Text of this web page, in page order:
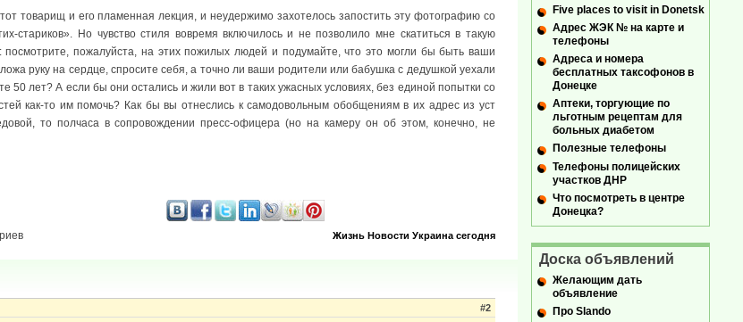
товарищ и его пламенная лекция, и неудержимо захотелось запостить эту фотографию со
стариков». Но чувство стиля вовремя включилось и не позволило мне скатиться в такую
посмотрите, пожалуйста, на этих пожилых людей и подумайте, что это могли бы быть ваши
руку на сердце, спросите себя, а точно ли ваши родители или бабушка с дедушкой уехали
50 лет? А если бы они остались и жили вот в таких ужасных условиях, без единой попытки со
как-то им помочь? Как бы вы отнеслись к самодовольным обобщениям в их адрес из уст
то полчаса в сопровождении пресс-офицера (но на камеру он об этом, конечно, не
Жизнь Новости Украина сегодня
#2
Five places to visit in Donetsk
Адрес ЖЭК № на карте и
телефоны
Адреса и номера
бесплатных таксофонов в
Донецке
Аптеки, торгующие по
льготным рецептам для
больных диабетом
Полезные телефоны
Телефоны полицейских
участков ДНР
Что посмотреть в центре
Донецка?
Доска объявлений
Желающим дать
объявление
Про Slando